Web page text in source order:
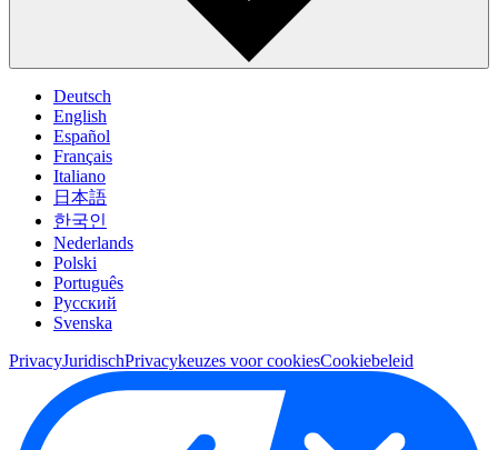
Deutsch
English
Español
Français
Italiano
日本語
한국인
Nederlands
Polski
Português
Pусский
Svenska
PrivacyJuridischPrivacykeuzes voor cookiesCookiebeleid